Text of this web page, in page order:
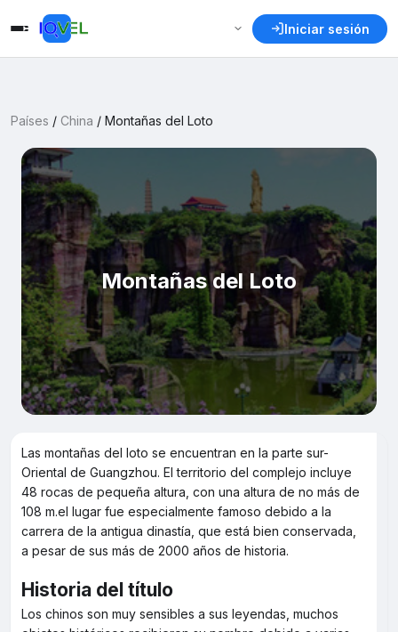
Iniciar sesión
Países / China / Montañas del Loto
Montañas del Loto
Las montañas del loto se encuentran en la parte sur-
Oriental de Guangzhou. El territorio del complejo incluye
48 rocas de pequeña altura, con una altura de no más de
108 m.el lugar fue especialmente famoso debido a la
carrera de la antigua dinastía, que está bien conservada,
a pesar de sus más de 2000 años de historia.
Historia del título
Los chinos son muy sensibles a sus leyendas, muchos